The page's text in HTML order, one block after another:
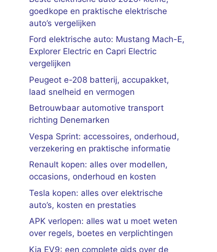
goedkope en praktische elektrische
auto’s vergelijken
Ford elektrische auto: Mustang Mach-E,
Explorer Electric en Capri Electric
vergelijken
Peugeot e-208 batterij, accupakket,
laad snelheid en vermogen
Betrouwbaar automotive transport
richting Denemarken
Vespa Sprint: accessoires, onderhoud,
verzekering en praktische informatie
Renault kopen: alles over modellen,
occasions, onderhoud en kosten
Tesla kopen: alles over elektrische
auto’s, kosten en prestaties
APK verlopen: alles wat u moet weten
over regels, boetes en verplichtingen
Kia EV9: een complete gids over de